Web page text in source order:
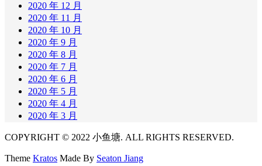
2020 年 12 月
2020 年 11 月
2020 年 10 月
2020 年 9 月
2020 年 8 月
2020 年 7 月
2020 年 6 月
2020 年 5 月
2020 年 4 月
2020 年 3 月
COPYRIGHT © 2022 小鱼塘. ALL RIGHTS RESERVED.
Theme Kratos Made By Seaton Jiang